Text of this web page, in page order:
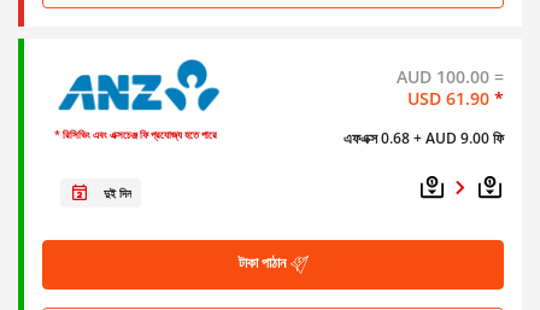
* রিসিভিং এবং এক্সচেঞ্জ ফি প্রযোজ্য হতে পারে
AUD 100.00 =
USD 61.90 *
এফএক্স 0.68+ AUD 9.00 ফি
দুই দিন
টাকা পাঠান